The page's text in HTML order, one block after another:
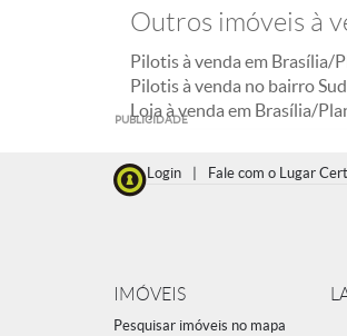
Outros imóveis à
Pilotis à venda em Brasília/
Pilotis à venda no bairro
Loja à venda em Brasília/
PUBLICIDADE
Login Fale com o Lugar
IMÓVEIS
Pesquisar imóveis no mapa